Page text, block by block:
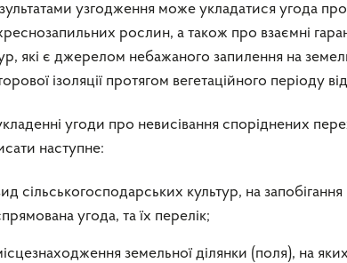
узгодження може укладатися угода
рослин, а також про взаємні
які є джерелом небажаного запилення на
ізоляції протягом вегетаційного періоду
угоди про невисівання споріднених
наступне:
сільськогосподарських культур, на
угода, та їх перелік;
земельної ділянки (поля), на